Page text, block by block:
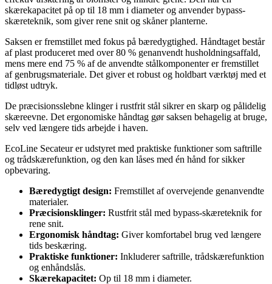
skærekapacitet på op til 18 mm i diameter og anvender bypass-
skæreteknik, som giver rene snit og skåner planterne.
Saksen er fremstillet med fokus på bæredygtighed. Håndtaget består
af plast produceret med over 80 % genanvendt husholdningsaffald,
mens mere end 75 % af de anvendte stålkomponenter er fremstillet
af genbrugsmateriale. Det giver et robust og holdbart værktøj med et
tidløst udtryk.
De præcisionsslebne klinger i rustfrit stål sikrer en skarp og pålidelig
skæreevne. Det ergonomiske håndtag gør saksen behagelig at bruge,
selv ved længere tids arbejde i haven.
EcoLine Secateur er udstyret med praktiske funktioner som saftrille
og trådskærefunktion, og den kan låses med én hånd for sikker
opbevaring.
Bæredygtigt design: Fremstillet af overvejende genanvendte
materialer.
Præcisionsklinger: Rustfrit stål med bypass-skæreteknik for
rene snit.
Ergonomisk håndtag: Giver komfortabel brug ved længere
tids beskæring.
Praktiske funktioner: Inkluderer saftrille, trådskærefunktion
og enhåndslås.
Skærekapacitet: Op til 18 mm i diameter.